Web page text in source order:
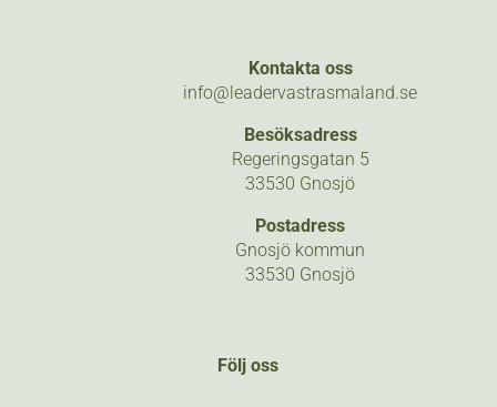
Kontakta oss
info@leadervastrasmaland.se
Besöksadress
Regeringsgatan 5
33530 Gnosjö
Postadress
Gnosjö kommun
33530 Gnosjö
Följ oss